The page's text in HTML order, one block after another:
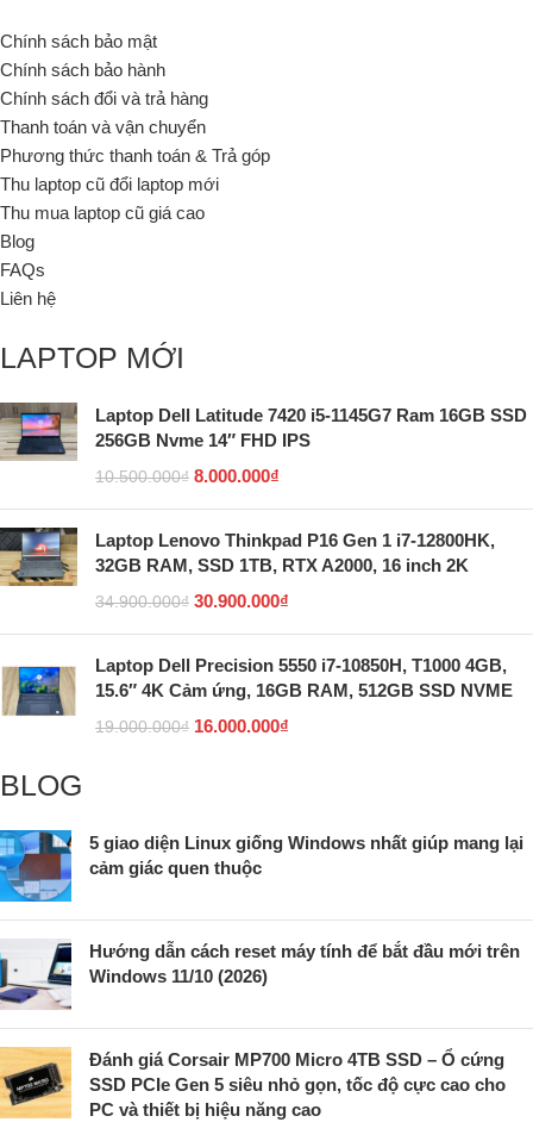
Chính sách bảo mật
Chính sách bảo hành
Chính sách đổi và trả hàng
Thanh toán và vận chuyển
Phương thức thanh toán & Trả góp
Thu laptop cũ đổi laptop mới
Thu mua laptop cũ giá cao
Blog
FAQs
Liên hệ
LAPTOP MỚI
Laptop Dell Latitude 7420 i5-1145G7 Ram 16GB SSD
256GB Nvme 14″ FHD IPS
10.500.000₫ 8.000.000₫
Laptop Lenovo Thinkpad P16 Gen 1 i7-12800HK,
32GB RAM, SSD 1TB, RTX A2000, 16 inch 2K
34.900.000₫ 30.900.000₫
Laptop Dell Precision 5550 i7-10850H, T1000 4GB,
15.6″ 4K Cảm ứng, 16GB RAM, 512GB SSD NVME
19.000.000₫ 16.000.000₫
BLOG
5 giao diện Linux giống Windows nhất giúp mang lại
cảm giác quen thuộc
Hướng dẫn cách reset máy tính để bắt đầu mới trên
Windows 11/10 (2026)
Đánh giá Corsair MP700 Micro 4TB SSD – Ổ cứng
SSD PCIe Gen 5 siêu nhỏ gọn, tốc độ cực cao cho
PC và thiết bị hiệu năng cao